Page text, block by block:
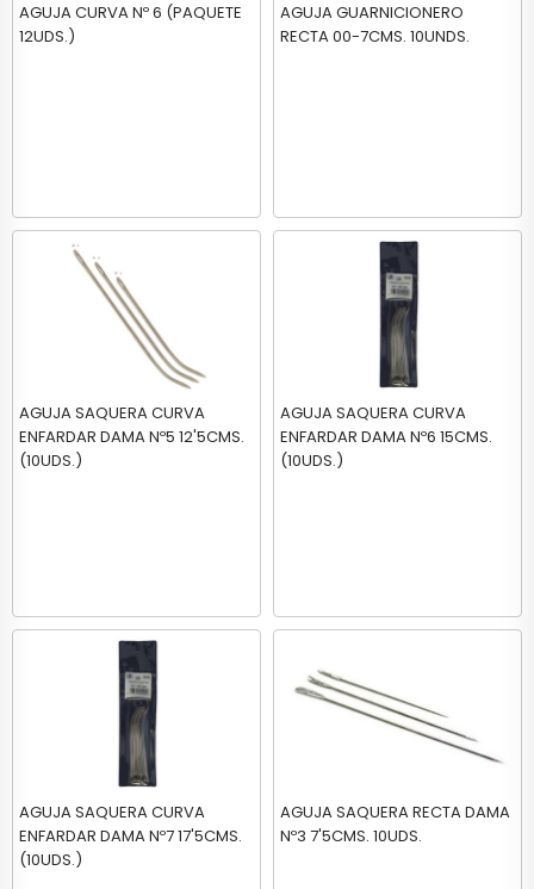
AGUJA CURVA Nº 6 (PAQUETE
12UDS.)
AGUJA GUARNICIONERO
RECTA 00-7CMS. 10UNDS.
AGUJA SAQUERA CURVA
ENFARDAR DAMA Nº5 12'5CMS.
(10UDS.)
AGUJA SAQUERA CURVA
ENFARDAR DAMA Nº6 15CMS.
(10UDS.)
AGUJA SAQUERA CURVA
ENFARDAR DAMA Nº7 17'5CMS.
(10UDS.)
AGUJA SAQUERA RECTA DAMA
Nº3 7'5CMS. 10UDS.